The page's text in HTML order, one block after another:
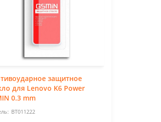
защитное
для Lenovo K6 Power
0.3 mm
BT011222